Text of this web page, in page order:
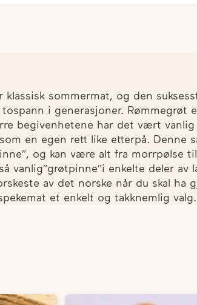
sommermat, og den
i generasjoner. Rømmegrøt
begivenhetene har det vært vanlig
en egen rett like etterpå. Denne
og kan være alt fra morrpølse til
vanligʺgrøtpinneʺi enkelte deler av
av det norske når du skal ha
et enkelt og takknemlig valg.